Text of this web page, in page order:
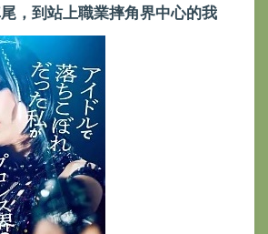
，到站上職業摔角界中心的我